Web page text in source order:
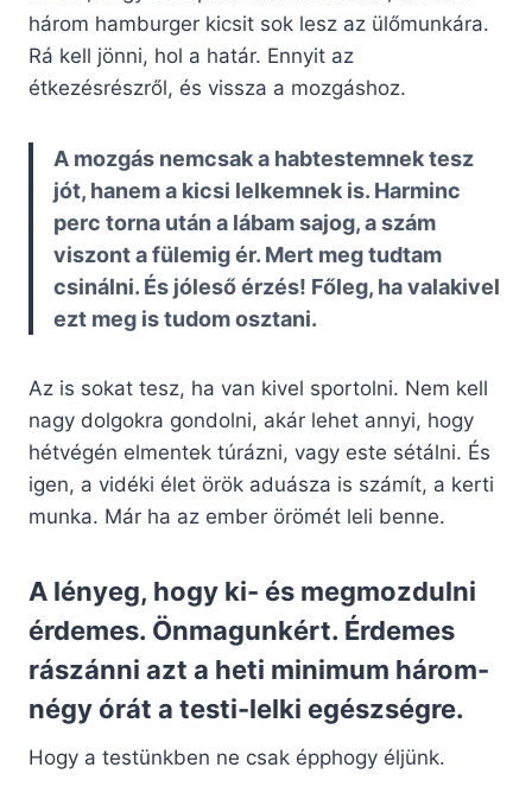
három hamburger kicsit sok lesz az ülőmunkára.
Rá kell jönni, hol a határ. Ennyit az
étkezésrészről, és vissza a mozgáshoz.
A mozgás nemcsak a habtestemnek tesz
jót, hanem a kicsi lelkemnek is. Harminc
perc torna után a lábam sajog, a szám
viszont a fülemig ér. Mert meg tudtam
csinálni. És jóleső érzés! Főleg, ha valakivel
ezt meg is tudom osztani.
Az is sokat tesz, ha van kivel sportolni. Nem kell
nagy dolgokra gondolni, akár lehet annyi, hogy
hétvégén elmentek túrázni, vagy este sétálni. És
igen, a vidéki élet örök aduásza is számít, a kerti
munka. Már ha az ember örömét leli benne.
A lényeg, hogy ki- és megmozdulni
érdemes. Önmagunkért. Érdemes
rászánni azt a heti minimum három-
négy órát a testi-lelki egészségre.
Hogy a testünkben ne csak épphogy éljünk.